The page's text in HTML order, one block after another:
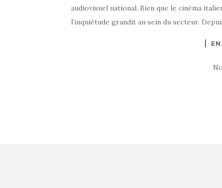
audiovisuel national. Bien que le cinéma
l’inquiétude grandit au sein du secteur.